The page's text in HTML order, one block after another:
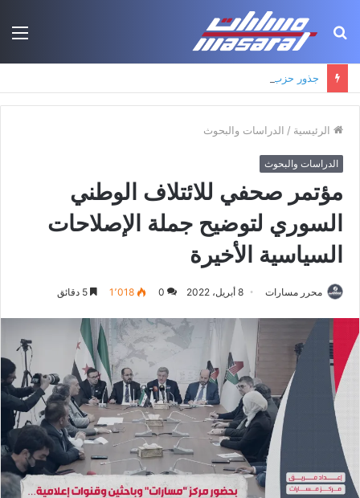
بحث
الرئيسية / الدراسات والبحوث
الدراسات والبحوث
مؤتمر صحفي للائتلاف الوطني
السوري لتوضيح جملة الإصلاحات
السياسية الأخيرة
محرر مسارات 8 أبريل، 2022 0 1٬018